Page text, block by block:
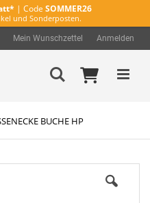
| Code SOMMER26
und Sonderposten.
Mein
Mein Wunschzettel Anmelden
Suche
BUCHE HP